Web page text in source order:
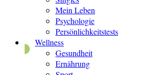
Mein Leben
Psychologie
Persönlichkeitstests
Wellness
Gesundheit
Ernährung